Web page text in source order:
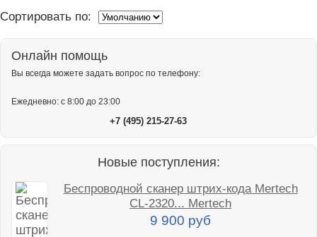
Сортировать по:
Онлайн помощь
Вы всегда можете задать вопрос по телефону:
Ежедневно: с 8:00 до 23:00
+7 (495) 215-27-63
Новые поступления:
Беспроводной сканер штрих-кода Mertech
CL-2320... Mertech
9 900 руб